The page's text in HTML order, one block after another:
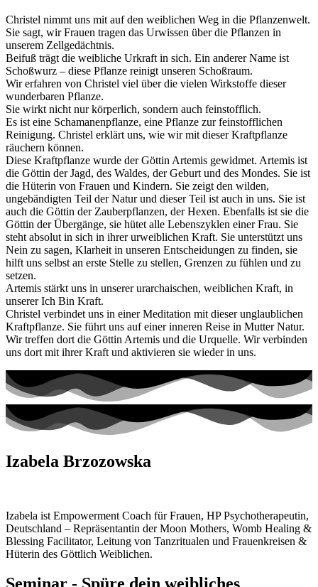
Christel nimmt uns mit auf den weiblichen Weg in die Pflanzenwelt.
Sie sagt, wir Frauen tragen das Urwissen über die Pflanzen in
unserem Zellgedächtnis.
Beifuß trägt die weibliche Urkraft in sich. Ein anderer Name ist
Schoßwurz – diese Pflanze reinigt unseren Schoßraum.
Wir erfahren von Christel viel über die vielen Wirkstoffe dieser
wunderbaren Pflanze.
Sie wirkt nicht nur körperlich, sondern auch feinstofflich.
Es ist eine Schamanenpflanze, eine Pflanze zur feinstofflichen
Reinigung. Christel erklärt uns, wie wir mit dieser Kraftpflanze
räuchern können.
Diese Kraftpflanze wurde der Göttin Artemis gewidmet. Artemis ist
die Göttin der Jagd, des Waldes, der Geburt und des Mondes. Sie ist
die Hüterin von Frauen und Kindern. Sie zeigt den wilden,
ungebändigten Teil der Natur und dieser Teil ist auch in uns. Sie ist
auch die Göttin der Zauberpflanzen, der Hexen. Ebenfalls ist sie die
Göttin der Übergänge, sie hütet alle Lebenszyklen einer Frau. Sie
steht absolut in sich in ihrer urweiblichen Kraft. Sie unterstützt uns
Nein zu sagen, Klarheit in unseren Entscheidungen zu finden, sie
hilft uns selbst an erste Stelle zu stellen, Grenzen zu fühlen und zu
setzen.
Artemis stärkt uns in unserer urarchaischen, weiblichen Kraft, in
unserer Ich Bin Kraft.
Christel verbindet uns in einer Meditation mit dieser unglaublichen
Kraftpflanze. Sie führt uns auf einer inneren Reise in Mutter Natur.
Wir treffen dort die Göttin Artemis und die Urquelle. Wir verbinden
uns dort mit ihrer Kraft und aktivieren sie wieder in uns.
Izabela Brzozowska
Izabela ist Empowerment Coach für Frauen, HP Psychotherapeutin,
Deutschland – Repräsentantin der Moon Mothers, Womb Healing &
Blessing Facilitator, Leitung von Tanzritualen und Frauenkreisen &
Hüterin des Göttlich Weiblichen.